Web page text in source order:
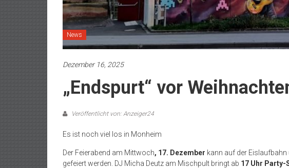
News
Dezember 16, 2025
„Endspurt“ vor
Veröffentlicht von: Anzeiger24
Es ist noch viel los in Monheim
Der Feierabend am Mittwoch, 17. Dezember kann auf der Eislaufbahn
gefeiert werden. DJ Micha Deutz am Mischpult bringt ab 17 Uhr Party-